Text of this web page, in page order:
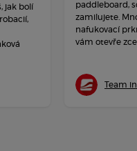
jak bolí
paddleboard,
zamilujete.
nafukovací
vám otevře
Team